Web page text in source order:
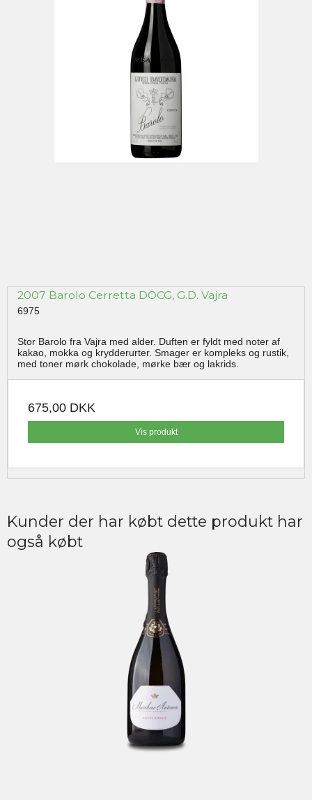
2007 Barolo Cerretta DOCG, G.D. Vajra
6975
Stor Barolo fra Vajra med alder. Duften er fyldt med noter af
kakao, mokka og krydderurter. Smager er kompleks og rustik,
med toner mørk chokolade, mørke bær og lakrids.
675,00 DKK
Vis produkt
Kunder der har købt dette produkt har
også købt